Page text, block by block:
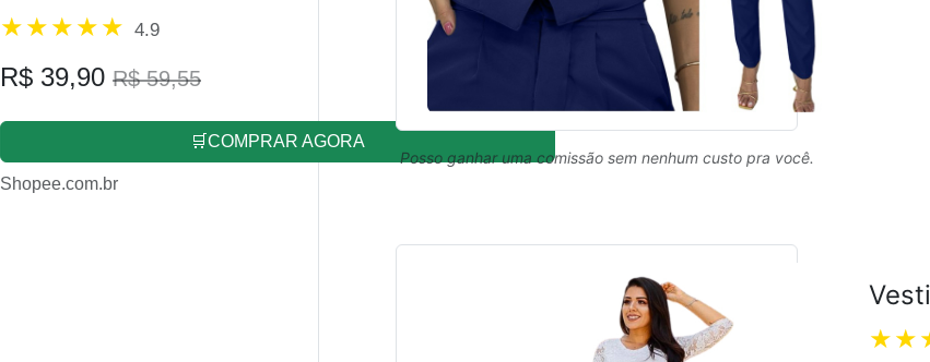
4.9
R$ 39,90 R$ 59,55
🛒COMPRAR AGORA
Shopee.com.br
Posso ganhar uma comissão sem nenhum custo pra você.